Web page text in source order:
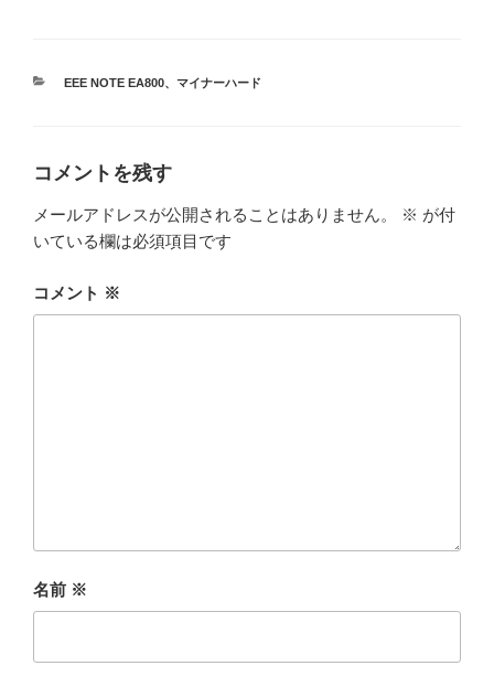
カ
EEE NOTE EA800、 マイナーハード
コメントを残す
メールアドレスが公開されることはありません。 ※ が付
いている欄は必須項目です
コメント ※
名前 ※